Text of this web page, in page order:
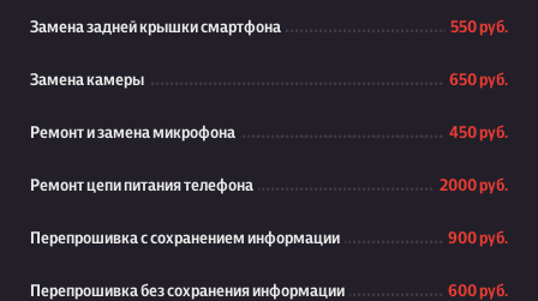
Замена задней крышки смартфона 550 руб.
Замена камеры 650 руб.
Ремонт и замена микрофона 450 руб.
Ремонт цепи питания телефона 2000 руб.
Перепрошивка с сохранением информации 900 руб.
Перепрошивка без сохранения информации 600 руб.